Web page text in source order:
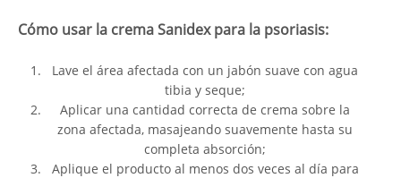
Cómo usar la crema Sanidex para la psoriasis:
Lave el área afectada con un jabón suave con agua
tibia y seque;
Aplicar una cantidad correcta de crema sobre la
zona afectada, masajeando suavemente hasta su
completa absorción;
Aplique el producto al menos dos veces al día para